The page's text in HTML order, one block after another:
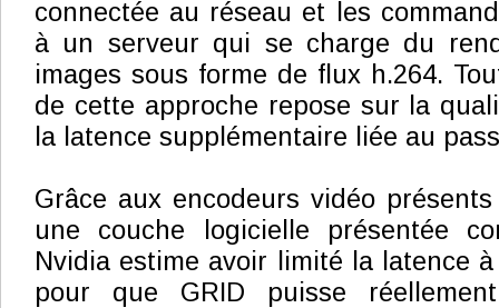
connectée au réseau et les
à un serveur qui se charge du
images sous forme de flux h.264.
de cette approche repose sur la
la latence supplémentaire liée au
Grâce aux encodeurs vidéo
une couche logicielle présentée
Nvidia estime avoir limité la latence
pour que GRID puisse